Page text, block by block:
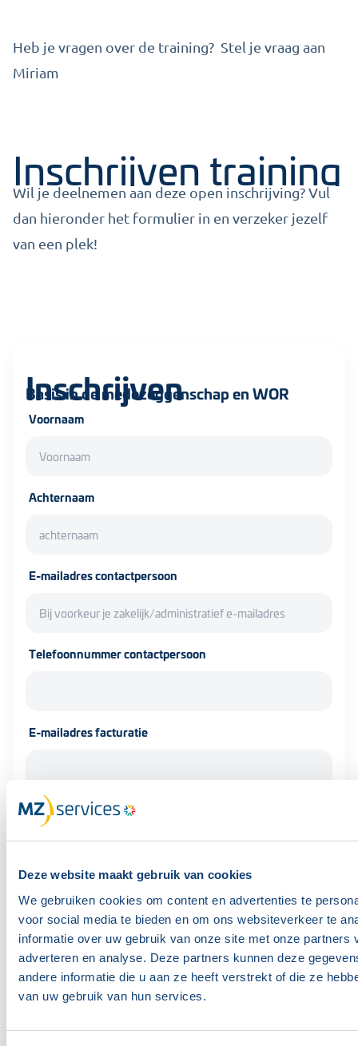
Deze website maakt gebruik van cookies
We gebruiken cookies om content en advertenties te
voor social media te bieden en om ons websiteverkeer te
informatie over uw gebruik van onze site met onze partners
adverteren en analyse. Deze partners kunnen deze
andere informatie die u aan ze heeft verstrekt of die ze
van uw gebruik van hun services.
Heb je vragen over de training? Stel je vraag aan
Miriam
Inschrijven training
Wil je deelnemen aan deze open inschrijving? Vul
dan hieronder het formulier in en verzeker jezelf
van een plek!
Inschrijven
Basis in de medezeggenschap en WOR
Voornaam
Achternaam
E-mailadres contactpersoon
Telefoonnummer contactpersoon
E-mailadres facturatie
Kostenplaats
Datum training